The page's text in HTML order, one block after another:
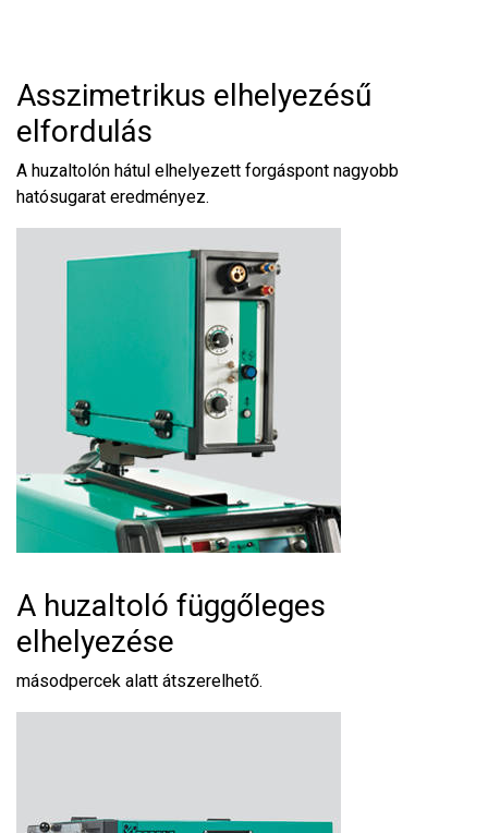
Asszimetrikus elhelyezésű
elfordulás
A huzaltolón hátul elhelyezett forgáspont nagyobb
hatósugarat eredményez.
A huzaltoló függőleges
elhelyezése
másodpercek alatt átszerelhető.